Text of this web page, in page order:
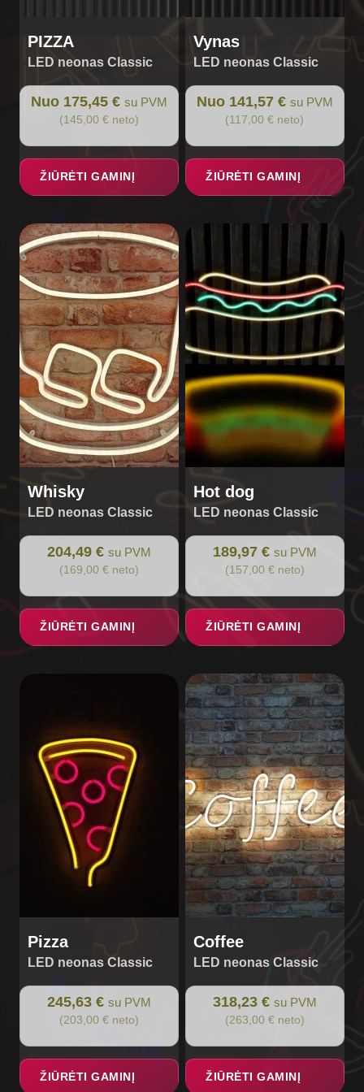
PIZZA
LED neonas Classic
Nuo 175,45 € su PVM
(145,00 € neto)
ŽIŪRĖTI GAMINĮ
page
Vynas
LED neonas Classic
Nuo 141,57 € su PVM
(117,00 € neto)
ŽIŪRĖTI GAMINĮ
product
page
Whisky
LED neonas Classic
204,49 € su PVM
(169,00 € neto)
ŽIŪRĖTI GAMINĮ
Hot dog
LED neonas Classic
189,97 € su PVM
(157,00 € neto)
ŽIŪRĖTI GAMINĮ
Pizza
LED neonas Classic
245,63 € su PVM
(203,00 € neto)
ŽIŪRĖTI GAMINĮ
Coffee
LED neonas Classic
318,23 € su PVM
(263,00 € neto)
ŽIŪRĖTI GAMINĮ